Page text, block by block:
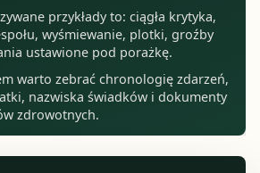
przykłady to: ciągła krytyka,
wyśmiewanie, plotki, groźby
ustawione pod porażkę.
warto zebrać chronologię zdarzeń,
nazwiska świadków i dokumenty
zdrowotnych.